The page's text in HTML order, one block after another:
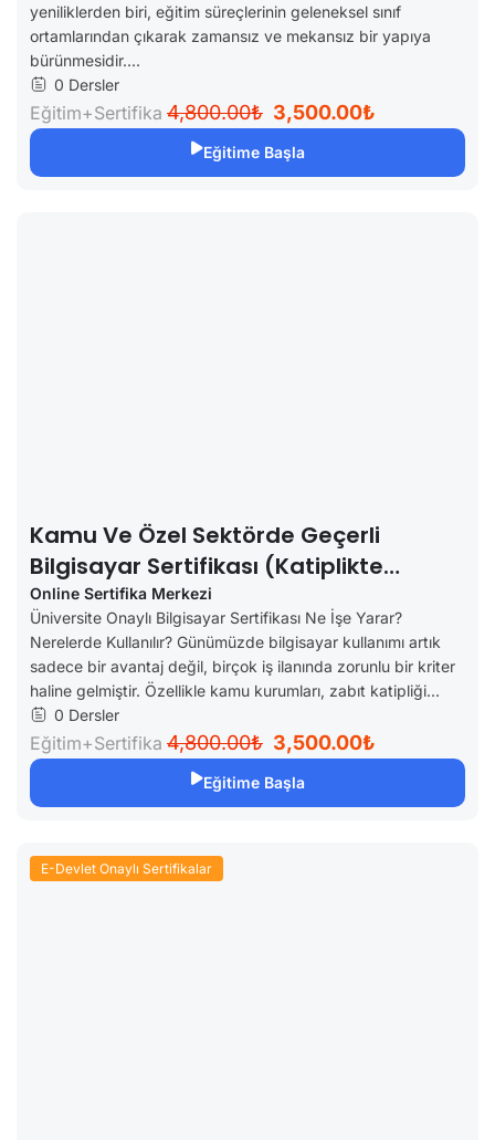
yeniliklerden biri, eğitim süreçlerinin geleneksel sınıf
ortamlarından çıkarak zamansız ve mekansız bir yapıya
bürünmesidir....
0 Dersler
Eğitim+Sertifika 4,800.00₺ 3,500.00₺
Eğitime Başla
Kamu Ve Özel Sektörde Geçerli
Bilgisayar Sertifikası (Katiplikte
Geçerli)
Online Sertifika Merkezi
Üniversite Onaylı Bilgisayar Sertifikası Ne İşe Yarar?
Nerelerde Kullanılır? Günümüzde bilgisayar kullanımı artık
sadece bir avantaj değil, birçok iş ilanında zorunlu bir kriter
haline gelmiştir. Özellikle kamu kurumları, zabıt katipliği...
0 Dersler
Eğitim+Sertifika 4,800.00₺ 3,500.00₺
Eğitime Başla
E-Devlet Onaylı Sertifikalar